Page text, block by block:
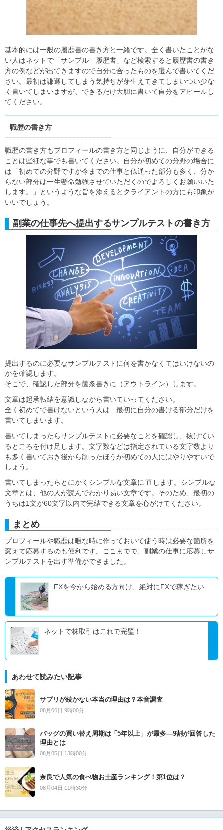
基本的には一般の履歴書の書き方と一緒です。全く書いたことがな
い人はネットで「サンプル 履歴書」など検索すると履歴書の書き
方の例などが出てきますので自分に合ったものを選んで書いてくだ
さい。最初は謙遜してしまう気持ちが芽生えてきてしまいつい少な
く書いてしまいますが、できるだけ大胆に書いて自分をアピールし
てください。
職歴の書き方
職歴の書き方もプロフィールの書き方と同じように、自分ができる
ことは些細な事でも書いてください。自分が初めての分野の場合に
は「初めての分野ですが今までの仕事と似通った部分も多く、分か
らない部分は一生懸命勉強させていただくのでよろしくお願いいた
します。」というような旨を添えるとクライアントの方にも印象が
いいでしょう。
副業の仕事先へ提出するサンプルテストの書き方
提出するのに必要なサンプルテストに何を書かなくてはいけないの
かを確認します。
そこで、確認した部分を箇条書きに（アウトライン）します。
文章は起承転結を意識しながら書いていってください。
全く初めてで書けないという人は、最初に自分の書ける部分だけを
書いてしまいます。
書いてしまったらサンプルテストに必要なことを確認し、抜けてい
るところを付け足します。文字数などは指定されている文字数より
も多く書いておき後から削ったほうが初めての人にはやりやすいで
しょう。
書いてしまったらとにかくシンプルな文章に’直します。シンプルな
文章とは、他の人が読んでわかり易い文章です。そのため、最初の
うちは1文が60文字以内で完結できる文章を心がけてください。
まとめ
プロフィールや職歴は暇な時に作っておいて使う時は必要な箇所を
変えて応募するのも便利です。ここまでで、副業の仕事に応募しサ
ンプルテストを出す準備ができました。
FXを今から始める方向け、絶対にFXで稼ぎたい
ネットで株取引はこれで完璧！
あわせて読みたい記事
サプリが続かない本当の理由は？本音調査
08月06日 9時00分
バッグの買い替え周期は「5年以上」が最多―9割が回答した
理由とは
08月05日 13時00分
奈良で人気の食べ物お土産ランキング！第1位は？
08月04日 11時30分